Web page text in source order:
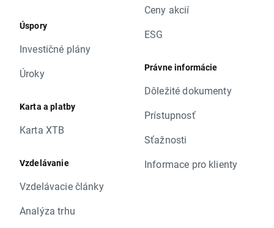
Úspory
Investičné plány
Úroky
Karta a platby
Karta XTB
Vzdelávanie
Vzdelávacie články
Analýza trhu
Ceny akcií
ESG
Právne informácie
Dôležité dokumenty
Prístupnosť
Sťažnosti
Informace pro klienty